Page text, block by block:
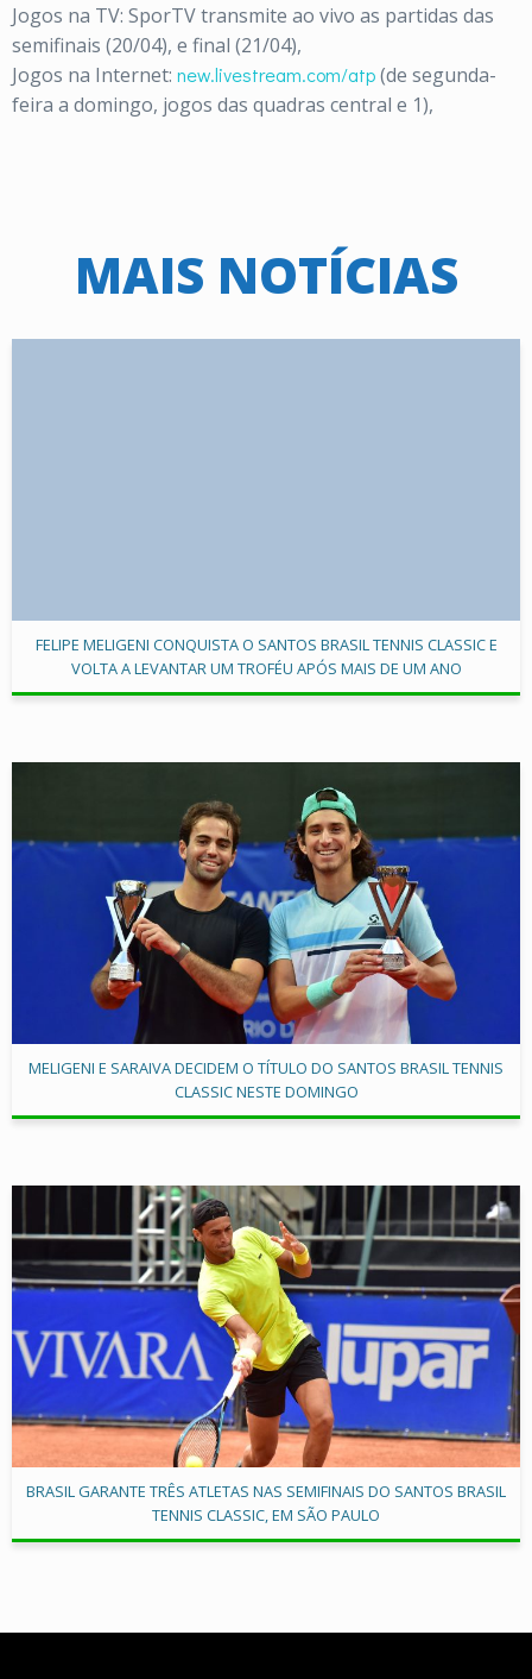
Jogos na TV: SporTV transmite ao vivo as partidas das
semifinais (20/04), e final (21/04),
Jogos na Internet: new.livestream.com/atp(de segunda-
feira a domingo, jogos das quadras central e 1),
MAIS NOTÍCIAS
FELIPE MELIGENI CONQUISTA O SANTOS BRASIL TENNIS CLASSIC E
VOLTA A LEVANTAR UM TROFÉU APÓS MAIS DE UM ANO
MELIGENI E SARAIVA DECIDEM O TÍTULO DO SANTOS BRASIL TENNIS
CLASSIC NESTE DOMINGO
BRASIL GARANTE TRÊS ATLETAS NAS SEMIFINAIS DO SANTOS BRASIL
TENNIS CLASSIC, EM SÃO PAULO